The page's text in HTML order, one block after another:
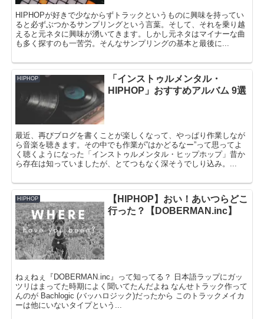
HIPHOPが好きで少なからずトラックというものに興味を持ってい
ると必ずぶつかるサンプリングという言葉。そして、それを乗り越
えると元ネタに興味が湧いてきます。しかし元ネタはマイナーな曲
も多く探すのも一苦労。そんなサンプリングの基本と最後に...
HIPHOP
「インストゥルメンタル・
HIPHOP」おすすめアルバム 9選
最近、再びブログを書くことが楽しくなって、やっぱり作業しなが
ら音楽を聴きます。その中でも作業が”はかどるなー”って思ってよ
く聴くようになった「インストゥルメンタル・ヒップホップ」昔か
ら存在は知っていましたが、とてつもなく深そうでしり込み。...
HIPHOP
【HIPHOP】おい！あいつらどこ
行った？【DOBERMAN.inc】
ねぇねぇ『DOBERMAN.inc』って知ってる？ 日本語ラップにガッ
ツリはまってた時期によく聞いてたんだよね なんせトラック作って
んのが Bachlogic (バッハロジック)だったから このトラックメイカ
ーは他にいないタイプという...